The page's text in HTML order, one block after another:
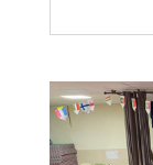
bo
ok